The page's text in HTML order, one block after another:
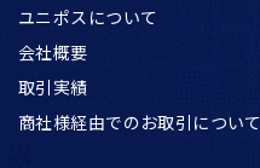
ユニポスについて
会社概要
取引実績
商社様経由でのお取引について